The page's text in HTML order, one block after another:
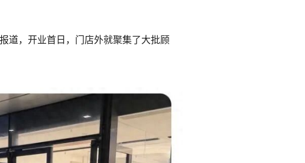
道，开业首日，门店外就聚集了大批顾